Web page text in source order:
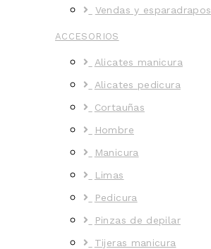
Vendas y esparadrapos
ACCESORIOS
Alicates manicura
Alicates pedicura
Cortauñas
Hombre
Manicura
Limas
Pedicura
Pinzas de depilar
Tijeras manicura